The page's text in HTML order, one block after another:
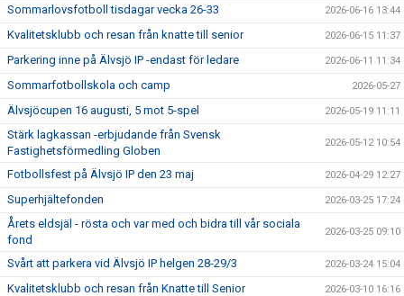
Sommarlovsfotboll tisdagar vecka 26-33 2026-06-16 13:44
Kvalitetsklubb och resan från knatte till senior 2026-06-15 11:37
Parkering inne på Älvsjö IP -endast för ledare 2026-06-11 11:34
Sommarfotbollskola och camp 2026-05-27
Älvsjöcupen 16 augusti, 5 mot 5-spel 2026-05-19 11:11
Stärk lagkassan -erbjudande från Svensk
Fastighetsförmedling Globen
2026-05-12 10:54
Fotbollsfest på Älvsjö IP den 23 maj 2026-04-29 12:27
Superhjältefonden 2026-03-25 17:24
Årets eldsjäl - rösta och var med och bidra till vår sociala
fond
2026-03-25 09:10
Svårt att parkera vid Älvsjö IP helgen 28-29/3 2026-03-24 15:04
Kvalitetsklubb och resan från Knatte till Senior 2026-03-10 16:16